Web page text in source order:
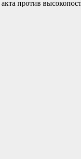
против